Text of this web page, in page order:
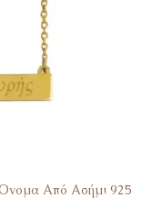
Από Ασήμι 925